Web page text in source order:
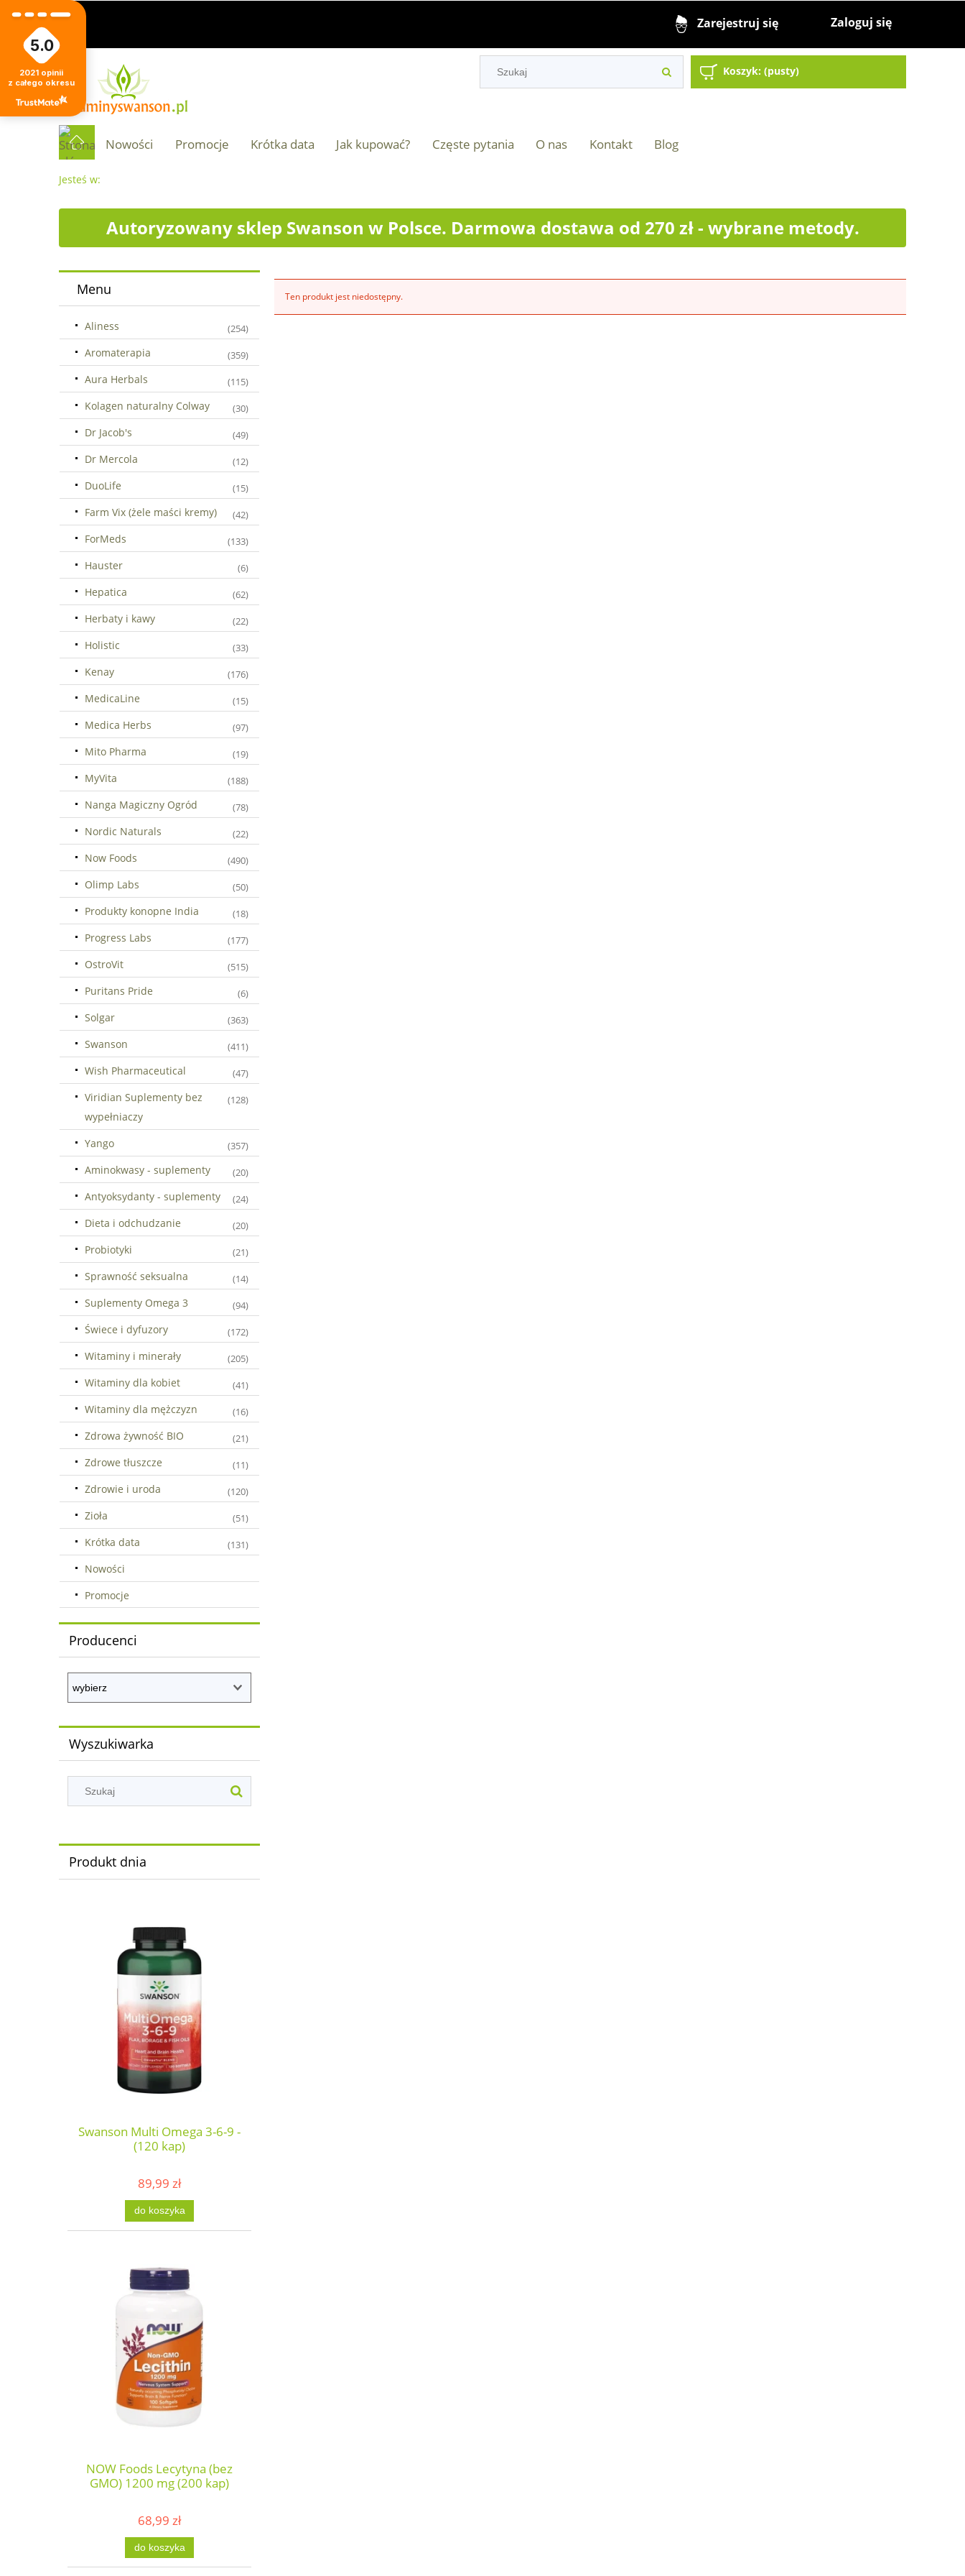
Zarejestruj się Zaloguj się
Koszyk: (pusty)
Nowości Promocje Krótka data Jak kupować? Częste pytania O nas Kontakt Blog
Jesteś w:
Autoryzowany sklep Swanson w Polsce. Darmowa dostawa od 270 zł - wybrane metody.
Menu
Aliness (254)
Aromaterapia (359)
Aura Herbals (115)
Kolagen naturalny Colway (30)
Dr Jacob's (49)
Dr Mercola (12)
DuoLife (15)
Farm Vix (żele maści kremy) (42)
ForMeds (133)
Hauster (6)
Hepatica (62)
Herbaty i kawy (22)
Holistic (33)
Kenay (176)
MedicaLine (15)
Medica Herbs (97)
Mito Pharma (19)
MyVita (188)
Nanga Magiczny Ogród (78)
Nordic Naturals (22)
Now Foods (490)
Olimp Labs (50)
Produkty konopne India (18)
Progress Labs (177)
OstroVit (515)
Puritans Pride (6)
Solgar (363)
Swanson (411)
Wish Pharmaceutical (47)
Viridian Suplementy bez
wypełniaczy
(128)
Yango (357)
Aminokwasy - suplementy (20)
Antyoksydanty - suplementy (24)
Dieta i odchudzanie (20)
Probiotyki (21)
Sprawność seksualna (14)
Suplementy Omega 3 (94)
Świece i dyfuzory (172)
Witaminy i minerały (205)
Witaminy dla kobiet (41)
Witaminy dla mężczyzn (16)
Zdrowa żywność BIO (21)
Zdrowe tłuszcze (11)
Zdrowie i uroda (120)
Zioła (51)
Krótka data (131)
Nowości
Promocje
Producenci
Wyszukiwarka
Produkt dnia
Swanson Multi Omega 3-6-9 -
(120 kap)
89,99 zł
do koszyka
NOW Foods Lecytyna (bez
GMO) 1200 mg (200 kap)
68,99 zł
do koszyka
Ten produkt jest niedostępny.
5.0
2021 opinii
z całego okresu